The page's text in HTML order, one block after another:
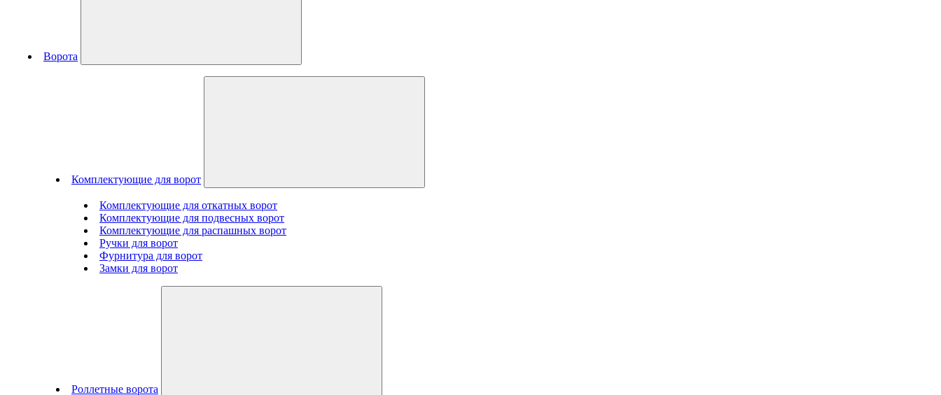
Ворота
Комплектующие для ворот
Комплектующие для откатных ворот
Комплектующие для подвесных ворот
Комплектующие для распашных ворот
Ручки для ворот
Фурнитура для ворот
Замки для ворот
Роллетные ворота